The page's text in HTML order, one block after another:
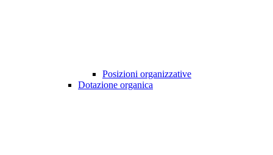
Posizioni organizzative
Dotazione organica